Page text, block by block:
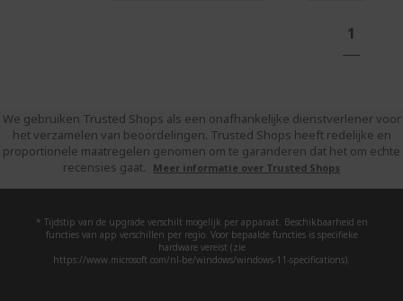
g
U
l
s
m
o
n
e
1
We gebruiken Trusted Shops als een onafhankelijke dienstverlener voor
het verzamelen van beoordelingen. Trusted Shops heeft redelijke en
proportionele maatregelen genomen om te garanderen dat het om echte
recensies gaat.
Meer informatie over Trusted Shops
* Tijdstip van de upgrade verschilt mogelijk per apparaat. Beschikbaarheid en
functies van app verschillen per regio. Voor bepaalde functies is specifieke
hardware vereist (zie
https://www.microsoft.com/nl-be/windows/windows-11-specifications).